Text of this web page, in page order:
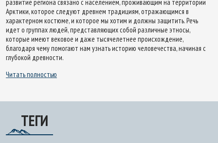
развитие региона связано с населением, проживающим на территории
Арктики, которое следуют древнем традициям, отражающимся в
характерном костюме, и которое мы хотим и должны защитить. Речь
идет о группах людей, представляющих собой различные этносы,
которые имеют вековое и даже тысячелетнее происхождение,
благодаря чему помогают нам узнать историю человечества, начиная с
глубокой древности.
Читать полностью
ТЕГИ